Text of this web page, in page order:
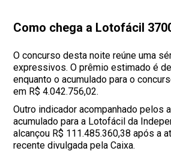
Como chega a Lotofácil
O concurso desta noite reúne uma
expressivos. O prêmio estimado é
enquanto o acumulado para o
em R$ 4.042.756,02.
Outro indicador acompanhado pelos
acumulado para a Lotofácil da
alcançou R$ 111.485.360,38 após a
recente divulgada pela Caixa.